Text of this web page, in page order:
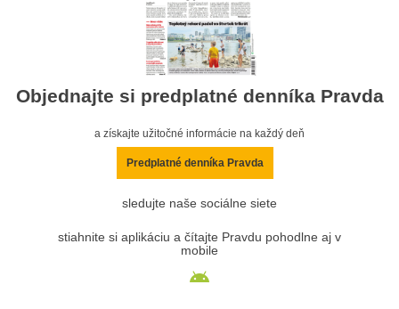
Objednajte si predplatné denníka Pravda
a získajte užitočné informácie na každý deň
Predplatné denníka Pravda
sledujte naše sociálne siete
stiahnite si aplikáciu a čítajte Pravdu pohodlne aj v
mobile